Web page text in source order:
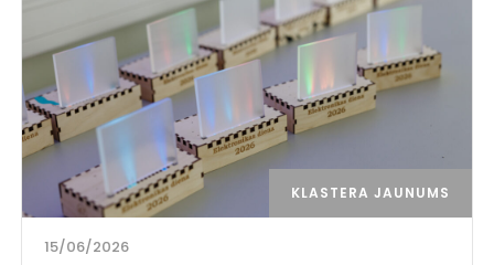
KLASTERA JAUNUMS
15/06/2026